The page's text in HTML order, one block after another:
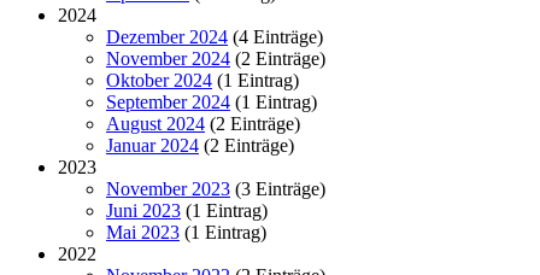
2024
Dezember 2024 (4 Einträge)
November 2024 (2 Einträge)
Oktober 2024 (1 Eintrag)
September 2024 (1 Eintrag)
August 2024 (2 Einträge)
Januar 2024 (2 Einträge)
2023
November 2023 (3 Einträge)
Juni 2023 (1 Eintrag)
Mai 2023 (1 Eintrag)
2022